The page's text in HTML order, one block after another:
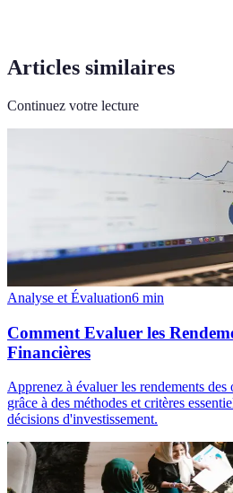
Articles similaires
Continuez votre lecture
Analyse et Évaluation6 min
Comment Evaluer les
Financières
Apprenez à évaluer les rendements
grâce à des méthodes et critères
décisions d'investissement.